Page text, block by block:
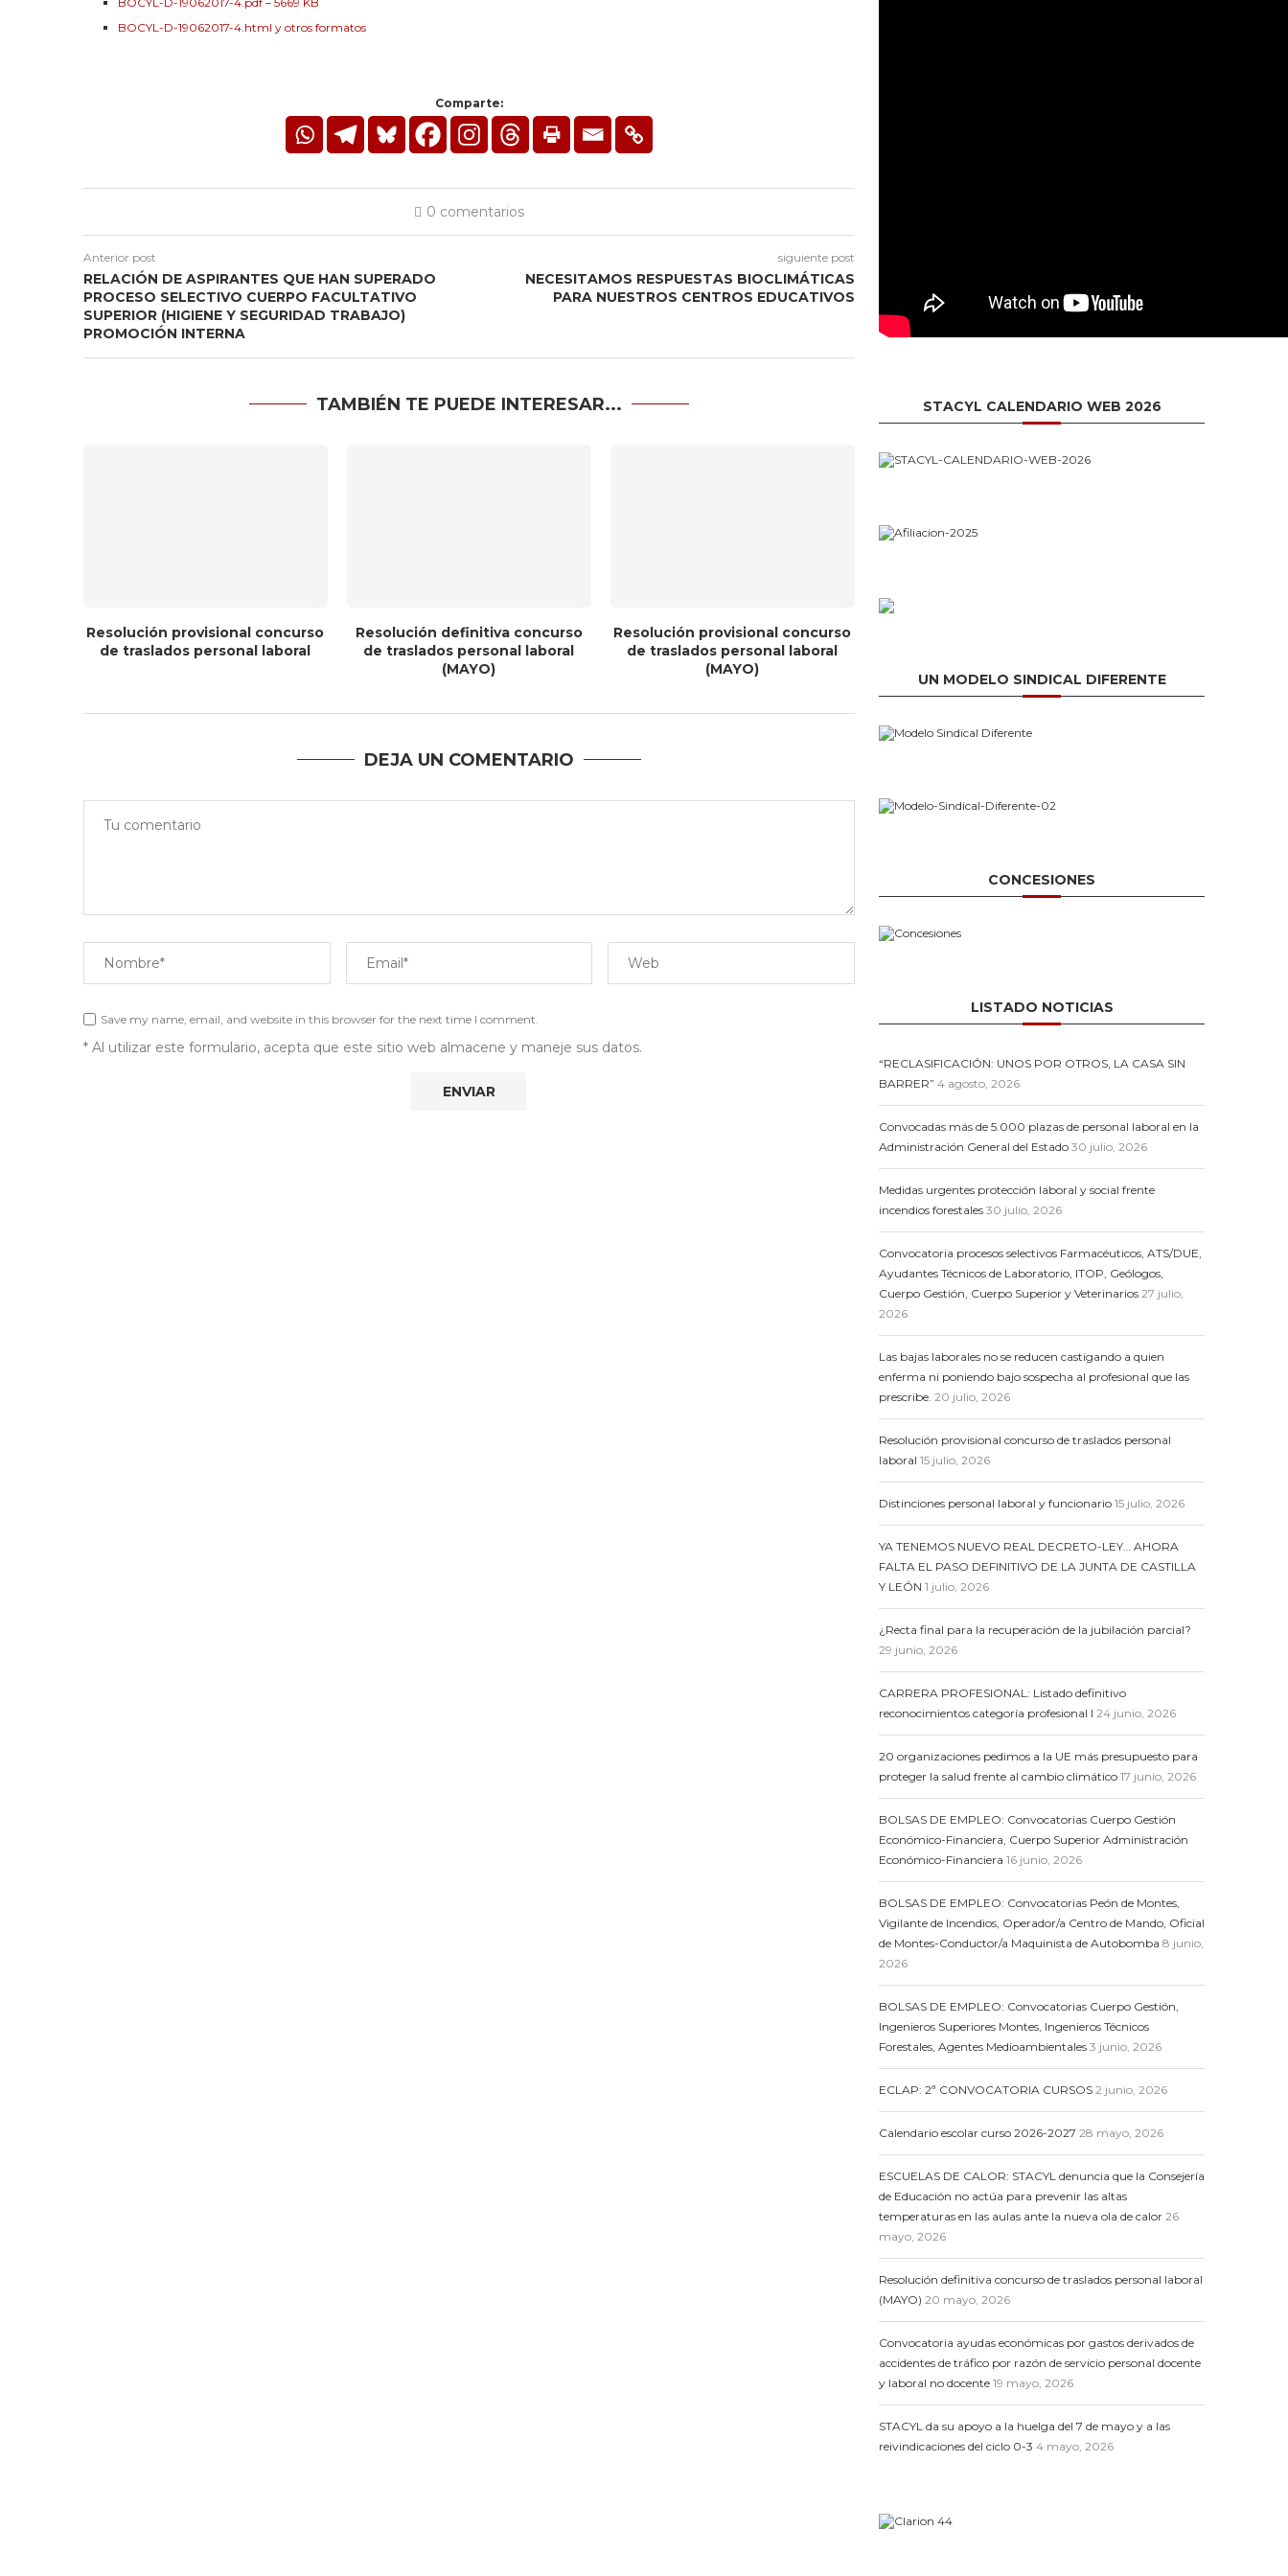
BOCYL-D-19062017-4.html y otros formatos
Comparte:
0 comentarios
Anterior post
RELACIÓN DE ASPIRANTES QUE HAN SUPERADO
PROCESO SELECTIVO CUERPO FACULTATIVO
SUPERIOR (HIGIENE Y SEGURIDAD TRABAJO)
PROMOCIÓN INTERNA
siguiente post
NECESITAMOS RESPUESTAS BIOCLIMÁTICAS
PARA NUESTROS CENTROS EDUCATIVOS
TAMBIÉN TE PUEDE INTERESAR...
Resolución provisional concurso
de traslados personal laboral
Resolución definitiva concurso
de traslados personal laboral
(MAYO)
Resolución provisional concurso
de traslados personal laboral
(MAYO)
DEJA UN COMENTARIO
Save my name, email, and website in this browser for the next time I comment.
* Al utilizar este formulario, acepta que este sitio web almacene y maneje sus datos.
STACYL CALENDARIO WEB 2026
UN MODELO SINDICAL DIFERENTE
CONCESIONES
LISTADO NOTICIAS
“RECLASIFICACIÓN: UNOS POR OTROS, LA CASA SIN
BARRER” 4 agosto, 2026
Convocadas más de 5.000 plazas de personal laboral en la
Administración General del Estado 30 julio, 2026
Medidas urgentes protección laboral y social frente
incendios forestales 30 julio, 2026
Convocatoria procesos selectivos Farmacéuticos, ATS/DUE,
Ayudantes Técnicos de Laboratorio, ITOP, Geólogos,
Cuerpo Gestión, Cuerpo Superior y Veterinarios 27 julio,
2026
Las bajas laborales no se reducen castigando a quien
enferma ni poniendo bajo sospecha al profesional que las
prescribe. 20 julio, 2026
Resolución provisional concurso de traslados personal
laboral 15 julio, 2026
Distinciones personal laboral y funcionario 15 julio, 2026
YA TENEMOS NUEVO REAL DECRETO-LEY… AHORA
FALTA EL PASO DEFINITIVO DE LA JUNTA DE CASTILLA
Y LEÓN 1 julio, 2026
¿Recta final para la recuperación de la jubilación parcial?
29 junio, 2026
CARRERA PROFESIONAL: Listado definitivo
reconocimientos categoría profesional I 24 junio, 2026
20 organizaciones pedimos a la UE más presupuesto para
proteger la salud frente al cambio climático 17 junio, 2026
BOLSAS DE EMPLEO: Convocatorias Cuerpo Gestión
Económico-Financiera, Cuerpo Superior Administración
Económico-Financiera 16 junio, 2026
BOLSAS DE EMPLEO: Convocatorias Peón de Montes,
Vigilante de Incendios, Operador/a Centro de Mando, Oficial
de Montes-Conductor/a Maquinista de Autobomba 8 junio,
2026
BOLSAS DE EMPLEO: Convocatorias Cuerpo Gestión,
Ingenieros Superiores Montes, Ingenieros Técnicos
Forestales, Agentes Medioambientales 3 junio, 2026
ECLAP: 2ª CONVOCATORIA CURSOS 2 junio, 2026
Calendario escolar curso 2026-2027 28 mayo, 2026
ESCUELAS DE CALOR: STACYL denuncia que la Consejería
de Educación no actúa para prevenir las altas
temperaturas en las aulas ante la nueva ola de calor 26
mayo, 2026
Resolución definitiva concurso de traslados personal laboral
(MAYO) 20 mayo, 2026
Convocatoria ayudas económicas por gastos derivados de
accidentes de tráfico por razón de servicio personal docente
y laboral no docente 19 mayo, 2026
STACYL da su apoyo a la huelga del 7 de mayo y a las
reivindicaciones del ciclo 0-3 4 mayo, 2026